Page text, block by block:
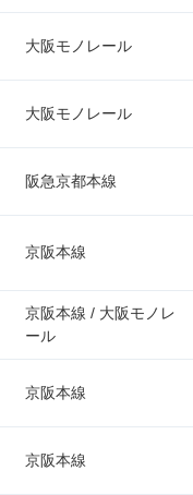
大阪モノレール
大阪モノレール
阪急京都本線
京阪本線
京阪本線 / 大阪モノレ
ール
京阪本線
京阪本線